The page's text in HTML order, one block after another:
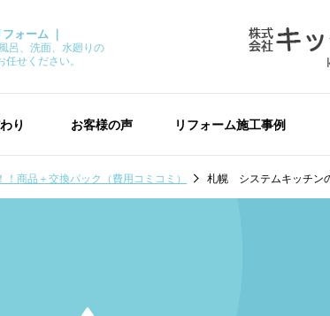
ォーム ｜
呂、洗面、水廻りの
せください。
り お客様の声 リフォーム施工事例
！商品＋交換パック（費用コミコミ） 札幌 システムキッチン